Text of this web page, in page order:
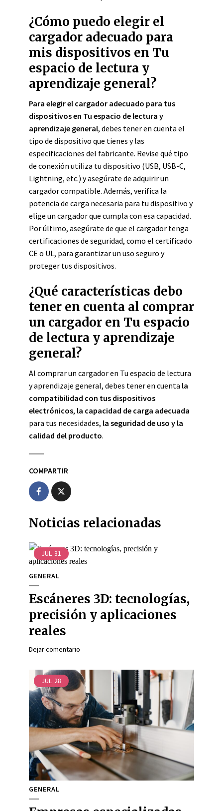
¿Cómo puedo elegir el
cargador adecuado para
mis dispositivos en Tu
espacio de lectura y
aprendizaje general?
Para elegir el cargador adecuado para tus
dispositivos en Tu espacio de lectura y
aprendizaje general, debes tener en cuenta el
tipo de dispositivo que tienes y las
especificaciones del fabricante. Revise qué tipo
de conexión utiliza tu dispositivo (USB, USB-C,
Lightning, etc.) y asegúrate de adquirir un
cargador compatible. Además, verifica la
potencia de carga necesaria para tu dispositivo y
elige un cargador que cumpla con esa capacidad.
Por último, asegúrate de que el cargador tenga
certificaciones de seguridad, como el certificado
CE o UL, para garantizar un uso seguro y
proteger tus dispositivos.
¿Qué características debo
tener en cuenta al comprar
un cargador en Tu espacio
de lectura y aprendizaje
general?
Al comprar un cargador en Tu espacio de lectura
y aprendizaje general, debes tener en cuenta la
compatibilidad con tus dispositivos
electrónicos, la capacidad de carga adecuada
para tus necesidades, la seguridad de uso y la
calidad del producto.
COMPARTIR
Noticias relacionadas
JUL 31
GENERAL
Escáneres 3D: tecnologías,
precisión y aplicaciones
reales
Dejar comentario
JUL 28
GENERAL